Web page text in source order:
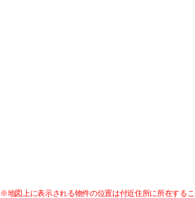
※地図上に表示される物件の位置は付近住所に所在する